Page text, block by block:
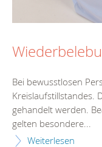
Bei bewusstlosen
Kreislaufstillstandes.
gehandelt werden.
gelten besondere...
Weiterlesen